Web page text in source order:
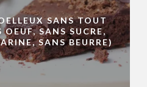
SANS TOUT
OEUF, SANS SUCRE,
SANS BEURRE)